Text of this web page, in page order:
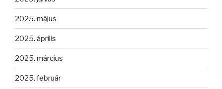
2025. május
2025. április
2025. március
2025. február